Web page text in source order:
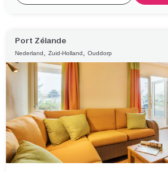
Port Zélande
Nederland, Zuid-Holland, Ouddorp